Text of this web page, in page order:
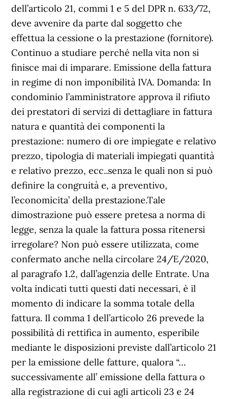
dell’articolo 21, commi 1 e 5 del DPR n. 633/72,
deve avvenire da parte dal soggetto che
effettua la cessione o la prestazione (fornitore).
Continuo a studiare perché nella vita non si
finisce mai di imparare. Emissione della fattura
in regime di non imponibilità IVA. Domanda: In
condominio l’amministratore approva il rifiuto
dei prestatori di servizi di dettagliare in fattura
natura e quantità dei componenti la
prestazione: numero di ore impiegate e relativo
prezzo, tipologia di materiali impiegati quantità
e relativo prezzo, ecc..senza le quali non si può
definire la congruità e, a preventivo,
l’economicita’ della prestazione.Tale
dimostrazione può essere pretesa a norma di
legge, senza la quale la fattura possa ritenersi
irregolare? Non può essere utilizzata, come
confermato anche nella circolare 24/E/2020,
al paragrafo 1.2, dall’agenzia delle Entrate. Una
volta indicati tutti questi dati necessari, è il
momento di indicare la somma totale della
fattura. Il comma 1 dell’articolo 26 prevede la
possibilità di rettifica in aumento, esperibile
mediante le disposizioni previste dall’articolo 21
per la emissione delle fatture, qualora “…
successivamente all’ emissione della fattura o
alla registrazione di cui agli articoli 23 e 24